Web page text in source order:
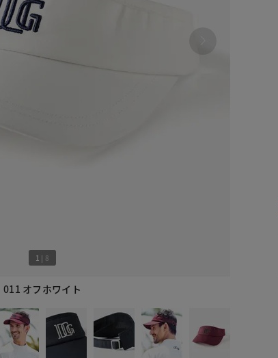
011 オフホワイト
1 | 8